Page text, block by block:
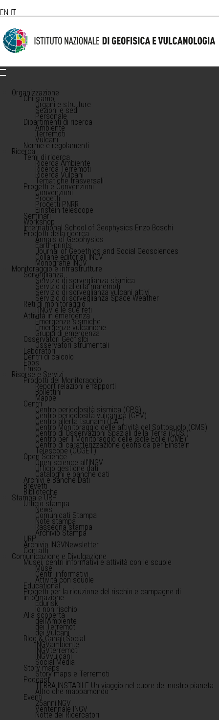
EN IT
Organizzazione
Chi siamo
Organi e strutture
Sezioni e sedi
Personale
Dipartimenti di ricerca
Ambiente
Terremoti
Vulcani
Norme e regolamenti
Ricerca
Temi di ricerca
Ricerca Ambiente
Ricerca Terremoti
Ricerca Vulcani
Tematiche trasversali
Progetti e Convenzioni
Convenzioni
Progetti
Progetti PNRR
Einstein telescope
Seminari
Workshop
International School of Geophysics Enzo Boschi
Prodotti della ricerca
Annals of Geophysics
Earth-prints
Journal of Geoethics and Social Geosciences
Collane editoriali INGV
Monografie INGV
Monitoraggio e infrastrutture
Sorveglianza
Servizio di sorveglianza sismica
Servizio di allerta maremoti
Servizio di sorveglianza vulcani attivi
Servizio di sorveglianza Space Weather
Reti di monitoraggio
l'INGV e le sue reti
Attività in emergenza
Emergenze sismiche
Emergenze vulcaniche
Gruppi di emergenza
Osservatori Geofisici
Osservatori strumentali
Laboratori
Centri di calcolo
Epos
Emso
Risorse e Servizi
Prodotti del Monitoraggio
Report relazioni e rapporti
Bollettini
Mappe
Centri
Centro pericolosità sismica (CPS)
Centro pericolosità vulcanica (CPV)
Centro allerta tsunami (CAT)
Centro Monitoraggio delle attività del Sottosuolo (CMS)
Centro di Osservazioni Spaziali della Terra (COS )
Centro per il Monitoraggio delle Isole Eolie (CME)
Centro di caratterizzazione geofisica per Einstein
Telescope (CCGET)
Open Science
Open science all'INGV
Ufficio gestione dati
Cataloghi e banche dati
Archivi e Banche Dati
Brevetti
Biblioteche
Stampa e URP
Ufficio stampa
News
Comunicati Stampa
Note stampa
Rassegna stampa
Archivio Stampa
URP
Archivio INGVNewsletter
Contatti
Comunicazione e Divulgazione
Musei, centri informativi e attività con le scuole
Musei
Centri informativi
Attività con scuole
Educational
Progetti per la riduzione del rischio e campagne di
informazione
Edurisk
Io non rischio
Alla scoperta
dell'Ambiente
dei Terremoti
dei Vulcani
Blog & Canali Social
INGVambiente
INGVterremoti
INGVvulcani
Social Media
Story maps
Story maps e Terremoti
Podcast
TERRA INSTABILE Un viaggio nel cuore del nostro pianeta
Altro che mappamondo
Eventi
25anniINGV
Ventennale INGV
Notte dei Ricercatori